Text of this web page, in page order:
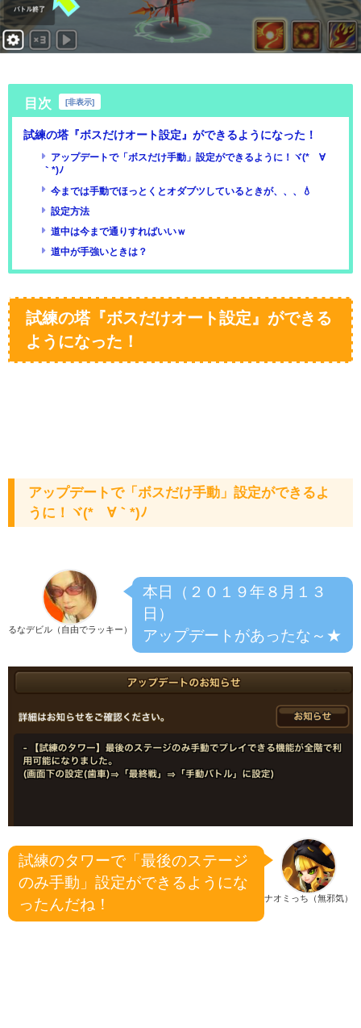
目次 [非表示]
試練の塔『ボスだけオート設定』ができるようになった！
アップデートで「ボスだけ手動」設定ができるように！ヾ(*´∀
｀*)ﾉ
今までは手動でほっとくとオダブツしているときが、、、💧
設定方法
道中は今まで通りすればいいｗ
道中が手強いときは？
試練の塔『ボスだけオート設定』ができる
ようになった！
アップデートで「ボスだけ手動」設定ができるよ
うに！ヾ(*´∀｀*)ﾉ
るなデビル（自由でラッキー）
本日（２０１９年８月１３
日）
アップデートがあったな～★
ナオミっち（無邪気）
試練のタワーで「最後のステージ
のみ手動」設定ができるようにな
ったんだね！